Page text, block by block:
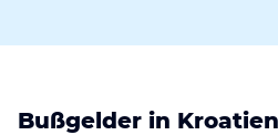
Bußgelder in Kroatien